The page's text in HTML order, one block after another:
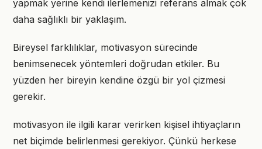
yapmak yerine kendi ilerlemenizi referans almak çok
daha sağlıklı bir yaklaşım.
Bireysel farklılıklar, motivasyon sürecinde
benimsenecek yöntemleri doğrudan etkiler. Bu
yüzden her bireyin kendine özgü bir yol çizmesi
gerekir.
motivasyon ile ilgili karar verirken kişisel ihtiyaçların
net biçimde belirlenmesi gerekiyor. Çünkü herkese